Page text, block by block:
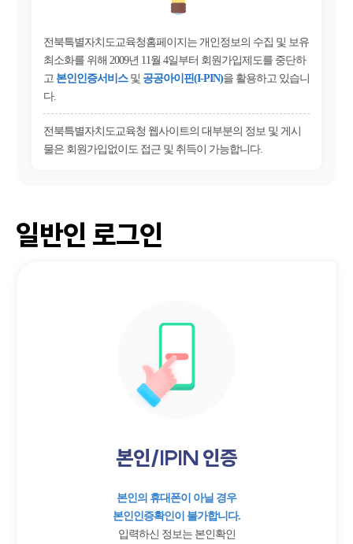
전북특별자치도교육청홈페이지는 개인정보의 수집 및 보유
최소화를 위해 2009년 11월 4일부터 회원가입제도를 중단하
고 본인인증서비스 및 공공아이핀(I-PIN)을 활용하고 있습니
다.
전북특별자치도교육청 웹사이트의 대부분의 정보 및 게시
물은 회원가입없이도 접근 및 취득이 가능합니다.
일반인 로그인
본인/IPIN 인증
본인의 휴대폰이 아닐 경우
본인인증확인이 불가합니다.
입력하신 정보는 본인확인